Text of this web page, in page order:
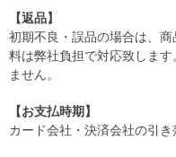
【返品】
初期不良・誤品の場合は、
料は弊社負担で対応致しま
ません。
【お支払時期】
カード会社・決済会社の引き